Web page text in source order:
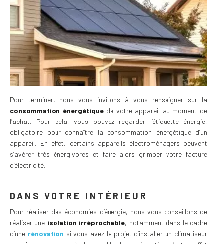
Pour terminer, nous vous invitons à vous renseigner sur la
consommation énergétiquede votre appareil au moment de
l’achat. Pour cela, vous pouvez regarder l’étiquette énergie,
obligatoire pour connaître la consommation énergétique d’un
appareil. En effet, certains appareils électroménagers peuvent
s’avérer très énergivores et faire alors grimper votre facture
d’électricité.
DANS VOTRE INTÉRIEUR
Pour réaliser des économies d’énergie, nous vous conseillons de
réaliser une isolation irréprochable, notamment dans le cadre
d’une rénovation si vous avez le projet d’installer un climatiseur